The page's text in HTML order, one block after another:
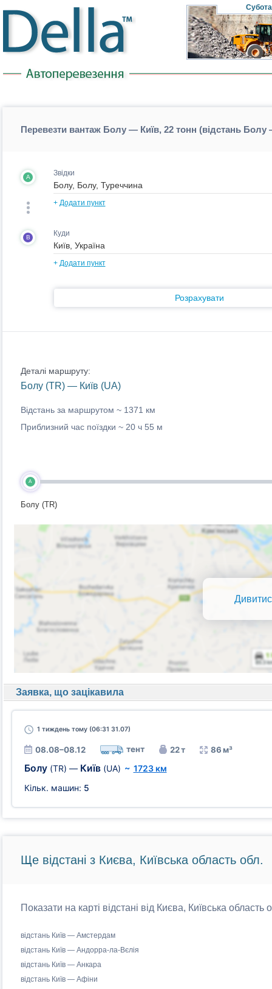
Субота
Перевезти вантаж Болу — Київ, 22 тонн (відстань Болу
A Звідки
+ Додати пункт
B Куди
+ Додати пункт
Розрахувати
Деталі маршруту:
Болу (TR) — Київ (UA)
Відстань за маршрутом ~ 1371 км
Приблизний час поїздки ~ 20 ч 55 м
A
Болу (TR)
Заявка, що зацікавила
1 тижденьтому (06:31 31.07)
08.08–08.12 тент 22 т 86 м³
Болу (TR) — Київ (UA) ~ 1723 км
Кільк. машин: 5
Ще відстані з Києва, Київська область обл.
Показати на карті відстані від Києва, Київська
відстань Київ — Амстердам
відстань Київ — Андорра-ла-Вєлія
відстань Київ — Анкара
відстань Київ — Афіни